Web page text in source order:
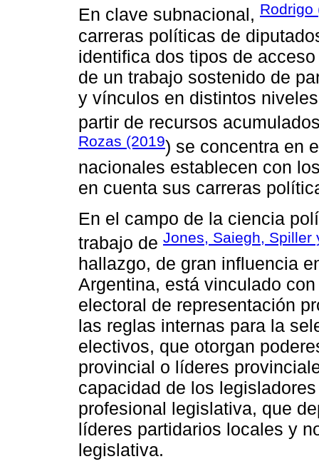
En clave subnacional, Rodrigo
carreras políticas de
identifica dos tipos de
de un trabajo sostenido de
y vínculos en distintos
partir de recursos
Rozas (2019) se concentra en
nacionales establecen con
en cuenta sus carreras
En el campo de la ciencia
trabajo de Jones, Saiegh, Spiller
hallazgo, de gran influencia
Argentina, está vinculado
electoral de representación
las reglas internas para la
electivos, que otorgan
provincial o líderes
capacidad de los
profesional legislativa, que
líderes partidarios locales y
legislativa.